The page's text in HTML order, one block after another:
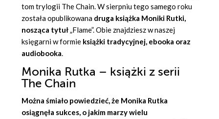
tom trylogii The Chain. W sierpniu tego samego roku
została opublikowana druga książka Moniki Rutki,
nosząca tytuł„Flame”. Obie znajdziesz w naszej
księgarni w formie książki tradycyjnej, ebooka oraz
audiobooka.
Monika Rutka – książki z serii
The Chain
Można śmiało powiedzieć, że Monika Rutka
osiągnęła sukces, o jakim marzy wielu